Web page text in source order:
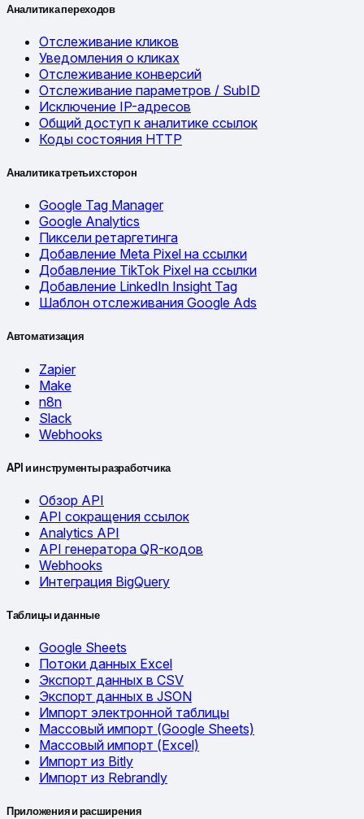
Аналитика переходов
Отслеживание кликов
Уведомления о кликах
Отслеживание конверсий
Отслеживание параметров / SubID
Исключение IP-адресов
Общий доступ к аналитике ссылок
Коды состояния HTTP
Аналитика третьих сторон
Google Tag Manager
Google Analytics
Пиксели ретаргетинга
Добавление Meta Pixel на ссылки
Добавление TikTok Pixel на ссылки
Добавление LinkedIn Insight Tag
Шаблон отслеживания Google Ads
Автоматизация
Zapier
Make
n8n
Slack
Webhooks
API и инструменты разработчика
Обзор API
API сокращения ссылок
Analytics API
API генератора QR-кодов
Webhooks
Интеграция BigQuery
Таблицы и данные
Google Sheets
Потоки данных Excel
Экспорт данных в CSV
Экспорт данных в JSON
Импорт электронной таблицы
Массовый импорт (Google Sheets)
Массовый импорт (Excel)
Импорт из Bitly
Импорт из Rebrandly
Приложения и расширения